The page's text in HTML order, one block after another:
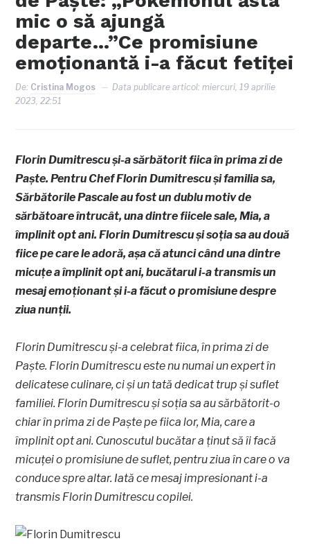
mic o să ajungă
departe…”Ce promisiune
emoționantă i-a făcut fetiței
De: Cristina Mogos Data publicare articol:miercuri, 19 aprilie
2023, 22:51
Florin Dumitrescu și-a sărbătorit fiica în prima zi de
Paște. Pentru Chef Florin Dumitrescu și familia sa,
Sărbătorile Pascale au fost un dublu motiv de
sărbătoare întrucât, una dintre fiicele sale, Mia, a
împlinit opt ani. Florin Dumitrescu și soția sa au două
fiice pe care le adoră, așa că atunci când una dintre
micuțe a împlinit opt ani, bucătarul i-a transmis un
mesaj emoționant și i-a făcut o promisiune despre
ziua nunții.
Florin Dumitrescu și-a celebrat fiica, în prima zi de
Paște. Florin Dumitrescu este nu numai un expert în
delicatese culinare, ci și un tată dedicat trup și suflet
familiei. Florin Dumitrescu și soția sa au sărbătorit-o
chiar în prima zi de Paște pe fiica lor, Mia, care a
împlinit opt ani. Cunoscutul bucătar a ținut să îi facă
micuței o promisiune de suflet, pentru ziua în care o va
conduce spre altar. Iată ce mesaj impresionant i-a
transmis Florin Dumitrescu copilei.